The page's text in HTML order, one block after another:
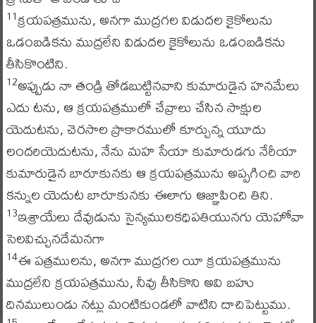
11క్రయపత్రమును, అనగా ముద్రగల విడుదల కైకోలును
ఒడంబడికను ముద్రలేని విడుదల కైకోలును ఒడంబడికను
తీసికొంటిని.
12అప్పుడు నా తండ్రి తోడబుట్టినవాని కుమారుడైన హనమేలు
ఎదు టను, ఆ క్రయపత్రములో చేవ్రాలు చేసిన సాక్షుల
యెదుటను, చెరసాల ప్రాకారములో కూర్చున్న యూదు
లందరియెదుటను, నేను మహ సేయా కుమారుడగు నేరీయా
కుమారుడైన బారూకునకు ఆ క్రయపత్రమును అప్పగించి వారి
కన్నుల యెదుట బారూకునకు ఈలాగు ఆజ్ఞాపించి తిని.
13ఇశ్రాయేలు దేవుడును సైన్యములకధిపతియునగు యెహోవా
సెలవిచ్చునదేమనగా
14ఈ పత్రములను, అనగా ముద్రగల యీ క్రయపత్రమును
ముద్రలేని క్రయపత్రమును, నీవు తీసికొని అవి బహు
దినములుండు నట్లు మంటికుండలో వాటిని దాచిపెట్టుము.